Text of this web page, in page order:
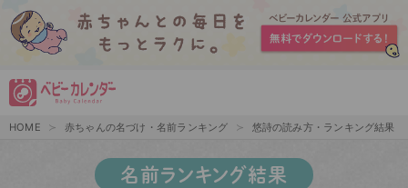
HOME 赤ちゃんの名づけ・名前ランキング 悠詩の読み方・ランキング結果
名前ランキング結果